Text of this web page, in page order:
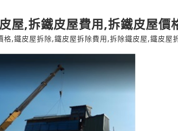
屋,拆鐵皮屋費用,拆鐵皮屋價
,鐵皮屋拆除,鐵皮屋拆除費用,拆除鐵皮屋,鐵皮屋